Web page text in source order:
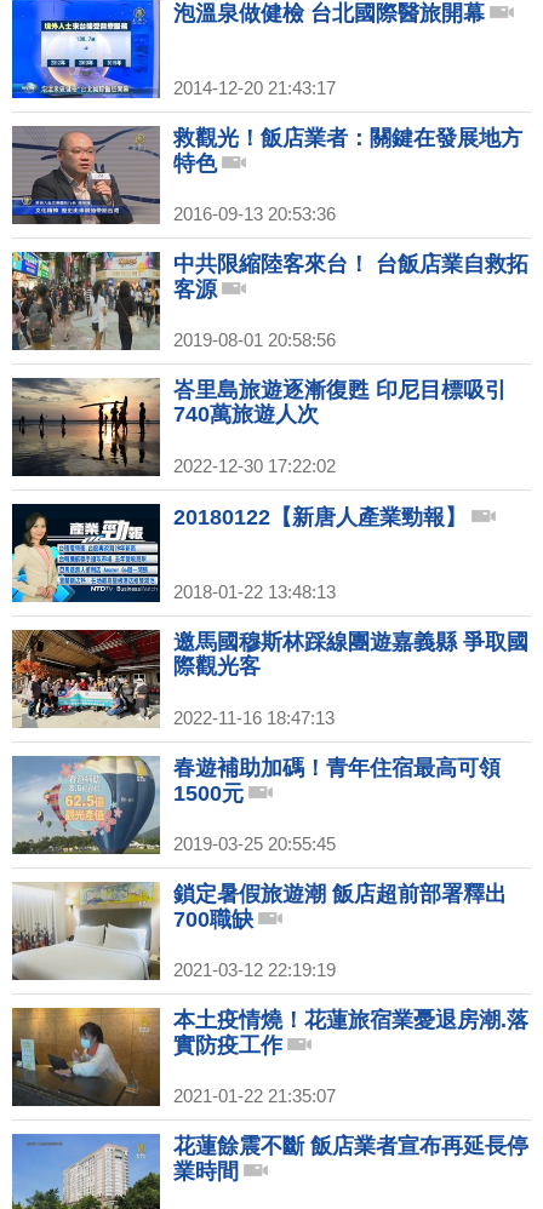
泡溫泉做健檢 台北國際醫旅開幕
2014-12-20 21:43:17
救觀光！飯店業者：關鍵在發展地方
特色
2016-09-13 20:53:36
中共限縮陸客來台！ 台飯店業自救拓
客源
2019-08-01 20:58:56
峇里島旅遊逐漸復甦 印尼目標吸引
740萬旅遊人次
2022-12-30 17:22:02
20180122【新唐人產業勁報】
2018-01-22 13:48:13
邀馬國穆斯林踩線團遊嘉義縣 爭取國
際觀光客
2022-11-16 18:47:13
春遊補助加碼！青年住宿最高可領
1500元
2019-03-25 20:55:45
鎖定暑假旅遊潮 飯店超前部署釋出
700職缺
2021-03-12 22:19:19
本土疫情燒！花蓮旅宿業憂退房潮.落
實防疫工作
2021-01-22 21:35:07
花蓮餘震不斷 飯店業者宣布再延長停
業時間